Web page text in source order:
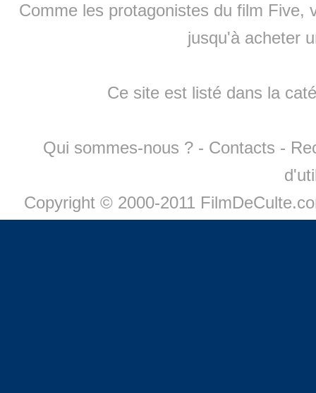
Comme les protagonistes du film Five,
jusqu'à acheter
Ce site est listé dans la
Qui sommes-nous ? - Contacts -
Copyright © 2000-2011